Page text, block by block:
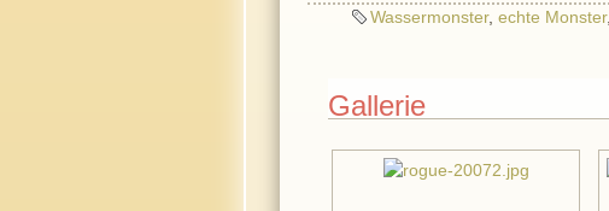
Wassermonster,echte Monster,
Gallerie